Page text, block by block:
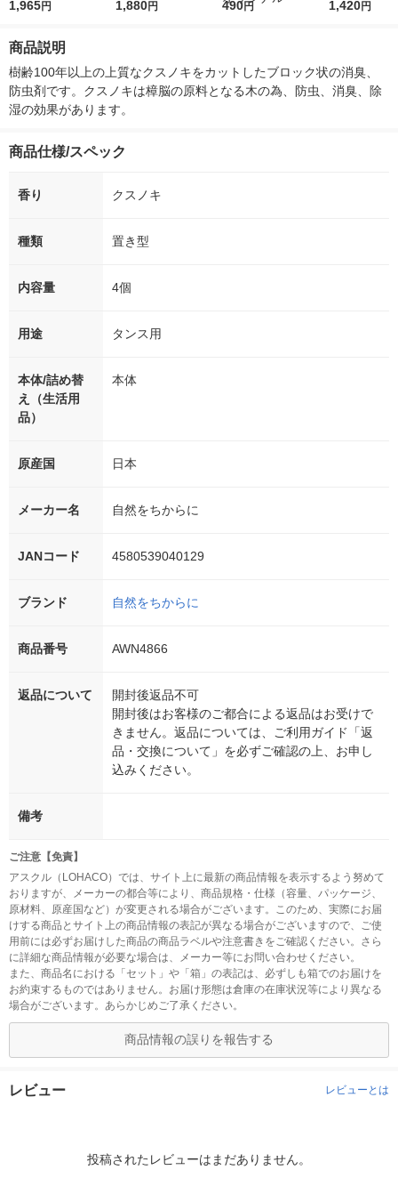
マブロック 1セット
1,965円
ブタ with Cinnamoroll
1,880円
r（ロハコウォータ
490円
レス 500ml 1
1,420円
商品説明
樹齢100年以上の上質なクスノキをカットしたブロック状の消臭、
防虫剤です。クスノキは樟脳の原料となる木の為、防虫、消臭、除
湿の効果があります。
商品仕様/スペック
香り クスノキ
種類 置き型
内容量 4個
用途 タンス用
本体/詰め替
え（生活用
品）
本体
原産国 日本
メーカー名 自然をちからに
JANコード 4580539040129
ブランド 自然をちからに
商品番号 AWN4866
返品について
開封後返品不可
開封後はお客様のご都合による返品はお受けで
きません。返品については、ご利用ガイド「返
品・交換について」を必ずご確認の上、お申し
込みください。
備考
ご注意【免責】
アスクル（LOHACO）では、サイト上に最新の商品情報を表示するよう努めて
おりますが、メーカーの都合等により、商品規格・仕様（容量、パッケージ、
原材料、原産国など）が変更される場合がございます。このため、実際にお届
けする商品とサイト上の商品情報の表記が異なる場合がございますので、ご使
用前には必ずお届けした商品の商品ラベルや注意書きをご確認ください。さら
に詳細な商品情報が必要な場合は、メーカー等にお問い合わせください。
また、商品名における「セット」や「箱」の表記は、必ずしも箱でのお届けを
お約束するものではありません。お届け形態は倉庫の在庫状況等により異なる
場合がございます。あらかじめご了承ください。
商品情報の誤りを報告する
レビュー レビューとは
投稿されたレビューはまだありません。